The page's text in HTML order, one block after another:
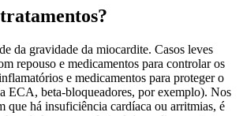
da gravidade da miocardite. Casos leves
repouso e medicamentos para controlar os
e medicamentos para proteger o
ECA, beta-bloqueadores, por exemplo). Nos
que há insuficiência cardíaca ou arritmias, é